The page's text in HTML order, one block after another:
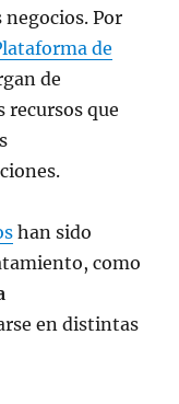
Por
de
de
recursos que
han sido
como
en distintas